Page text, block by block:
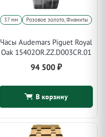
37 мм Розовое золото, Фианиты
Часы Audemars Piguet Royal
Oak 15402OR.ZZ.D003CR.01
94 500 ₽
В корзину